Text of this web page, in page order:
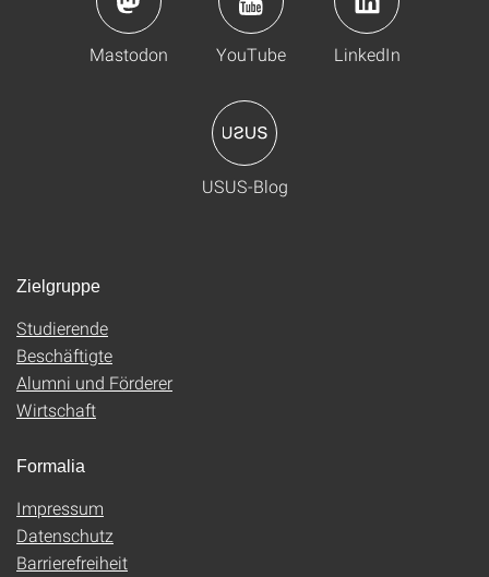
Mastodon YouTube LinkedIn
USUS-Blog
Zielgruppe
Studierende
Beschäftigte
Alumni und Förderer
Wirtschaft
Formalia
Impressum
Datenschutz
Barrierefreiheit